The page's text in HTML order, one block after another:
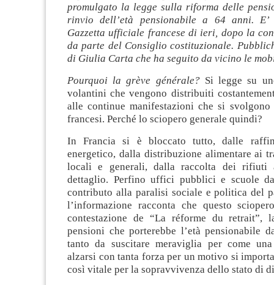
promulgato la legge sulla riforma delle
rinvio dell’età pensionabile a 64 anni.
Gazzetta ufficiale francese di ieri, dopo la
da parte del Consiglio costituzionale.
di Giulia Carta che ha seguito da vicino le
Pourquoi la grève générale?Si legge su
volantini che vengono distribuiti
alle continue manifestazioni che si
francesi. Perché lo sciopero generale quindi?
In Francia si è bloccato tutto, dalle
energetico, dalla distribuzione alimentare ai
locali e generali, dalla raccolta dei rifiuti
dettaglio. Perfino uffici pubblici e scuole
contributo alla paralisi sociale e politica del
l’informazione racconta che questo
contestazione de “La réforme du retrait”,
pensioni che porterebbe l’età pensionabile
tanto da suscitare meraviglia per come
alzarsi con tanta forza per un motivo si
così vitale per la sopravvivenza dello stato di